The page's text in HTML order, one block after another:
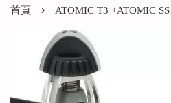
首頁 › ATOMIC T3 +ATOMIC